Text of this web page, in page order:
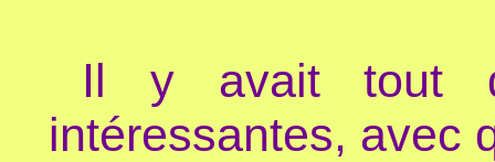
Il y avait tout
intéressantes, avec